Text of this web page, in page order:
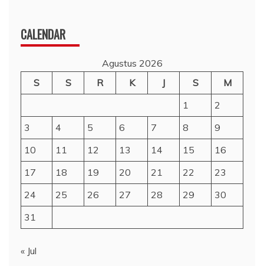
CALENDAR
Agustus 2026
S
S R K J S
M
1
2
3
4 5 6 7 8
9
10
11 12 13 14 15
16
17
18 19 20 21 22
23
24
25 26 27 28 29
30
31
« Jul